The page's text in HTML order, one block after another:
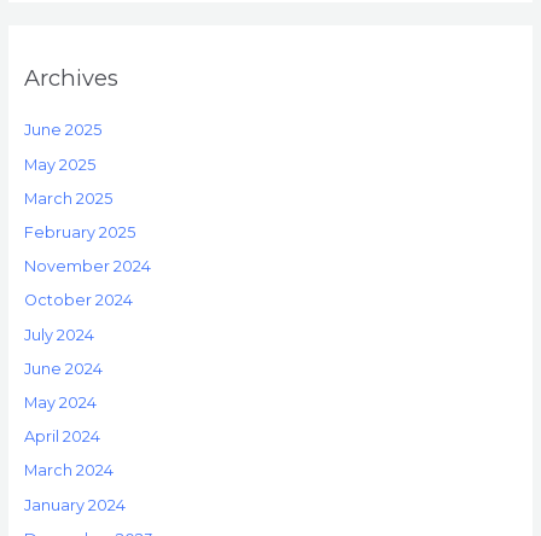
Archives
June 2025
May 2025
March 2025
February 2025
November 2024
October 2024
July 2024
June 2024
May 2024
April 2024
March 2024
January 2024